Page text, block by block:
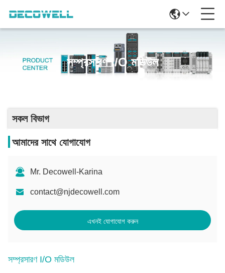
সম্প্রসারণ I/O মডিউল
সকল বিভাগ
আমাদের সাথে যোগাযোগ
Mr. Decowell-Karina
contact@njdecowell.com
এখনই যোগাযোগ করুন
সম্প্রসারণ I/O মডিউল